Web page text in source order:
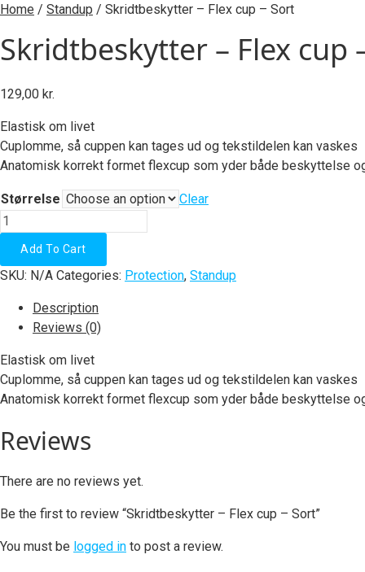
Home / Standup / Skridtbeskytter – Flex cup – Sort
Skridtbeskytter – Flex cup
129,00 kr.
Elastisk om livet
Cuplomme, så cuppen kan tages ud og tekstildelen kan vaskes
Anatomisk korrekt formet flexcup som yder både beskyttelse
Størrelse
Clear
Skridtbeskytter
-
Flex
cup
quantity
Add To Cart
SKU: N/A Categories: Protection, Standup
Description
Reviews (0)
Elastisk om livet
Cuplomme, så cuppen kan tages ud og tekstildelen kan vaskes
Anatomisk korrekt formet flexcup som yder både beskyttelse
Reviews
There are no reviews yet.
Be the first to review “Skridtbeskytter – Flex cup – Sort”
You must be logged in to post a review.